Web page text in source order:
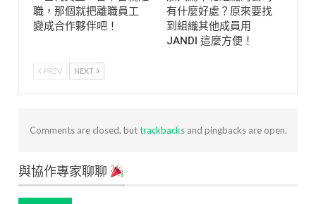
職，那個就把離職員工
變成合作夥伴吧！
有什麼好處？原來要找
到組織其他成員用
JANDI 這麼方便！
PREV NEXT
Comments are closed, buttrackbacksand pingbacks are open.
與協作專家聊聊